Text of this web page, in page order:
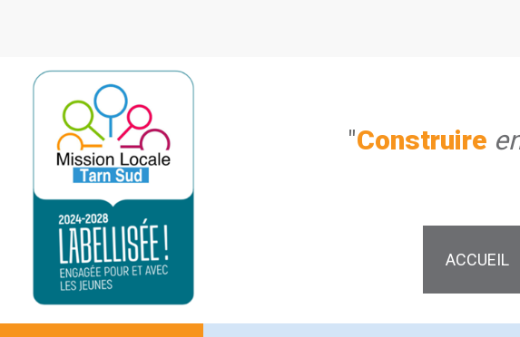
contenu
"Construire
ACCUEIL